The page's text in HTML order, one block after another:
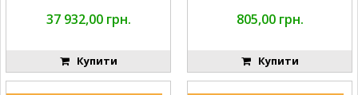
37 932,00 грн.
Купити
805,00 грн.
Купити